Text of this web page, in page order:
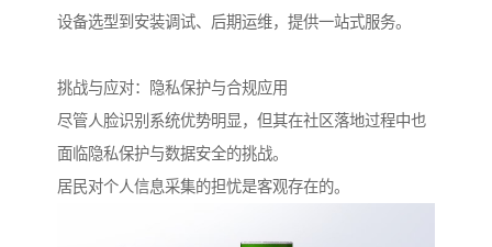
设备选型到安装调试、后期运维，提供一站式服务。
挑战与应对：隐私保护与合规应用
尽管人脸识别系统优势明显，但其在社区落地过程中也
面临隐私保护与数据安全的挑战。
居民对个人信息采集的担忧是客观存在的。